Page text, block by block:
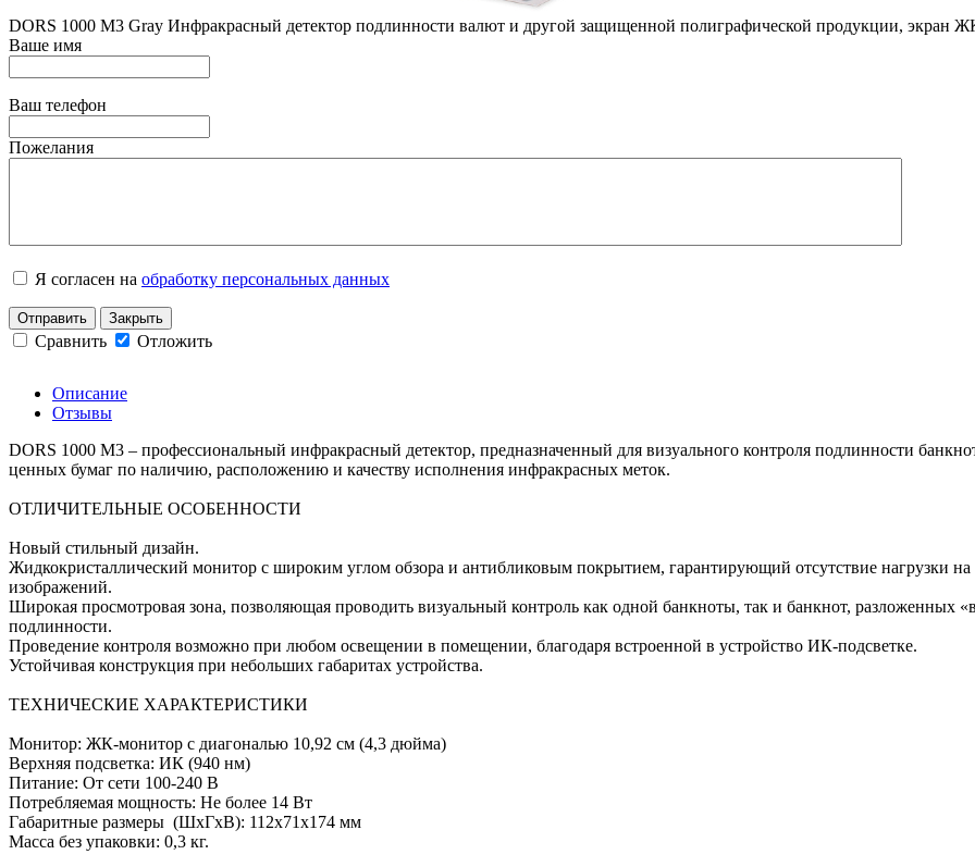
DORS 1000 М3 Gray Инфракрасный детектор подлинности валют и другой защищенной полиграфической продукции, экран
Ваше имя
Ваш телефон
Пожелания
Я согласен на обработку персональных данных
Отправить Закрыть
Сравнить Отложить
Описание
Отзывы
DORS 1000 М3 – профессиональный инфракрасный детектор, предназначенный для визуального контроля подлинности
ценных бумаг по наличию, расположению и качеству исполнения инфракрасных меток.
ОТЛИЧИТЕЛЬНЫЕ ОСОБЕННОСТИ
Новый стильный дизайн.
Жидкокристаллический монитор с широким углом обзора и антибликовым покрытием, гарантирующий отсутствие нагрузки
изображений.
Широкая просмотровая зона, позволяющая проводить визуальный контроль как одной банкноты, так и банкнот, разложенных
подлинности.
Проведение контроля возможно при любом освещении в помещении, благодаря встроенной в устройство ИК-подсветке.
Устойчивая конструкция при небольших габаритах устройства.
ТЕХНИЧЕСКИЕ ХАРАКТЕРИСТИКИ
Монитор: ЖК-монитор с диагональю 10,92 см (4,3 дюйма)
Верхняя подсветка: ИК (940 нм)
Питание: От сети 100-240 В
Потребляемая мощность: Не более 14 Вт
Габаритные размеры (ШхГхВ): 112х71х174 мм
Масса без упаковки: 0,3 кг.